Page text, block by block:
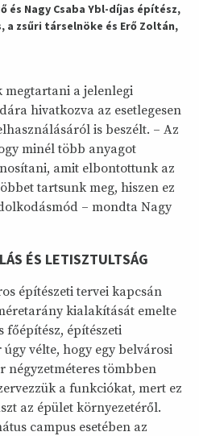
és Nagy Csaba Ybl-díjas építész,
a zsűri társelnöke és Erő Zoltán,
megtartani a jelenlegi
hivatkozva az esetlegesen
is beszélt. – Az
minél több anyagot
amit elbontottunk az
tartsunk meg, hiszen ez
– mondta Nagy
ÉS LETISZTULTSÁG
építészeti tervei kapcsán
kialakítását emelte
főépítész, építészeti
vélte, hogy egy belvárosi
négyzetméteres tömbben
a funkciókat, mert ez
az épület környezetéről.
campus esetében az